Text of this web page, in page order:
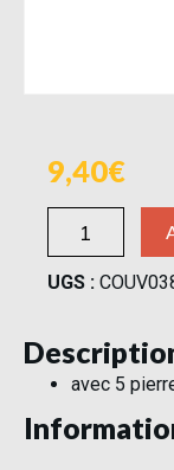
9,40
UGS :
avec 5